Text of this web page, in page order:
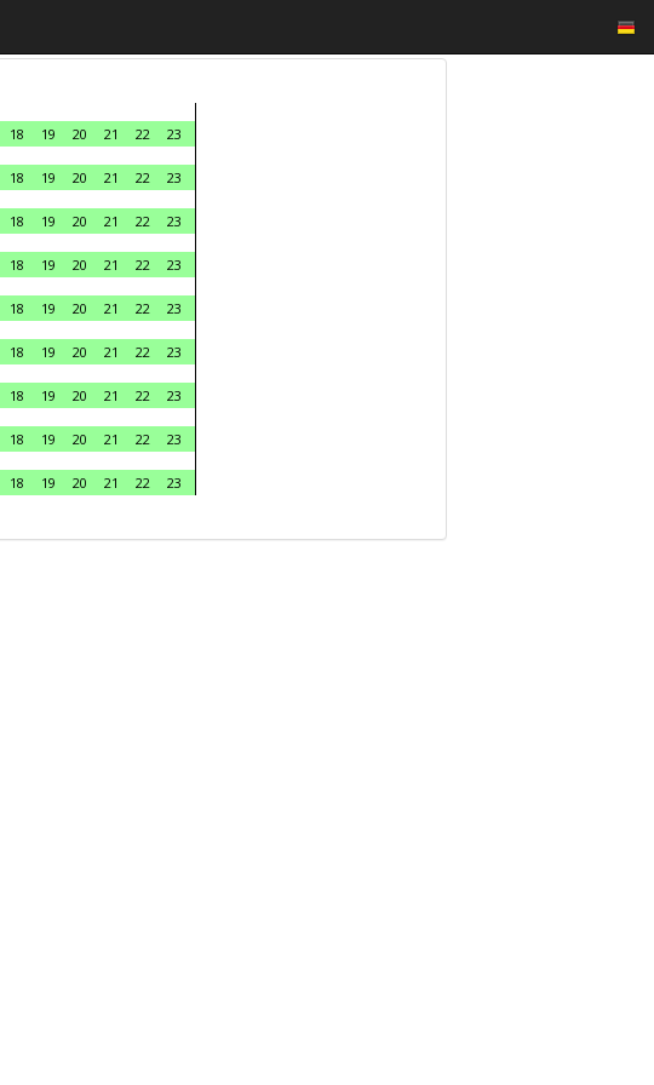
18 19 20 21 22
23
18 19 20 21 22
23
18 19 20 21 22
23
18 19 20 21 22
23
18 19 20 21 22
23
18 19 20 21 22
23
18 19 20 21 22
23
18 19 20 21 22
23
18 19 20 21 22
23